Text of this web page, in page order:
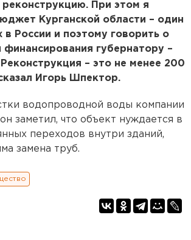
При этом я
Курганской области – один
в России и поэтому говорить о
финансирования губернатору –
– это не менее 200
Игорь Шпектор.
водопроводной воды компании
заметил, что объект нуждается в
переходов внутри зданий,
замена труб.